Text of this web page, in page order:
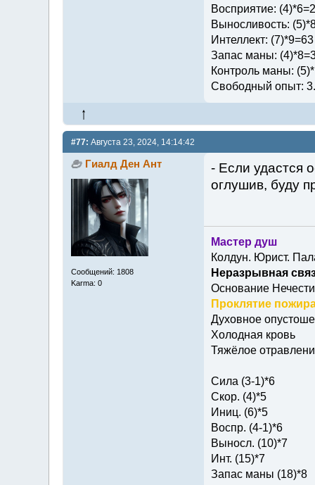
Восприятие:
Выносливость:
Интеллект: (7)*9=63
Запас маны:
Контроль маны:
Свободный опыт:
#77: Августа 23, 2024, 14:14:42
Гиалд Ден Ант
Сообщений: 1808
Karma: 0
- Если удастся
оглушив, буду
Мастер душ
Колдун. Юрист.
Неразрывная
Основание
Проклятие
Духовное
Холодная кровь
Тяжёлое
Сила (3-1)*6
Скор. (4)*5
Иниц. (6)*5
Воспр. (4-1)*6
Выносл. (10)*7
Инт. (15)*7
Запас маны (18)*8